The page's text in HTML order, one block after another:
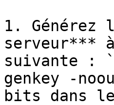
1.
serveur***
suivante :
genkey -
bits dans